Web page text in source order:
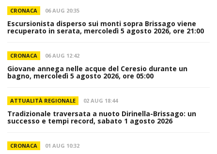
CRONACA 06 AUG 20:35
Escursionista disperso sui monti sopra Brissago viene
recuperato in serata, mercoledì 5 agosto 2026, ore 21:00
CRONACA 06 AUG 12:42
Giovane annega nelle acque del Ceresio durante un
bagno, mercoledì 5 agosto 2026, ore 05:00
ATTUALITÀ REGIONALE 02 AUG 18:44
Tradizionale traversata a nuoto Dirinella-Brissago: un
successo e tempi record, sabato 1 agosto 2026
CRONACA 01 AUG 10:32